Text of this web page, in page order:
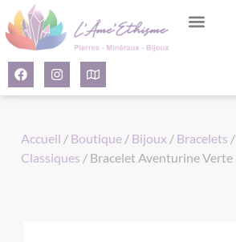
Accueil / Boutique / Bijoux / Bracelets /
Classiques / Bracelet Aventurine Verte
Panneau de gestion des cookies